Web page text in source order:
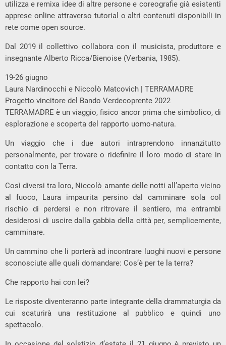
utilizza e remixa idee di altre persone e coreografie già esistenti
apprese online attraverso tutorial o altri contenuti disponibili in
rete come open source.
Dal 2019 il collettivo collabora con il musicista, produttore e
insegnante Alberto Ricca/Bienoise (Verbania, 1985).
19-26 giugno
Laura Nardinocchi e Niccolò Matcovich | TERRAMADRE
Progetto vincitore del Bando Verdecoprente 2022
TERRAMADRE è un viaggio, fisico ancor prima che simbolico, di
esplorazione e scoperta del rapporto uomo-natura.
Un viaggio che i due autori intraprendono innanzitutto
personalmente, per trovare o ridefinire il loro modo di stare in
contatto con la Terra.
Così diversi tra loro, Niccolò amante delle notti all’aperto vicino
al fuoco, Laura impaurita persino dal camminare sola col
rischio di perdersi e non ritrovare il sentiero, ma entrambi
desiderosi di uscire dalla gabbia della città per, semplicemente,
camminare.
Un cammino che li porterà ad incontrare luoghi nuovi e persone
sconosciute alle quali domandare: Cos’è per te la terra?
Che rapporto hai con lei?
Le risposte diventeranno parte integrante della drammaturgia da
cui scaturirà una restituzione al pubblico e quindi uno
spettacolo.